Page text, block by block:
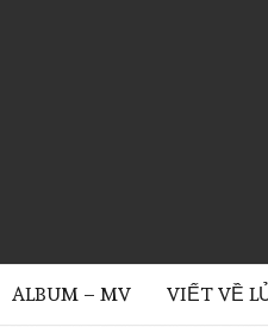
ALBUM – MV VIẾT VỀ